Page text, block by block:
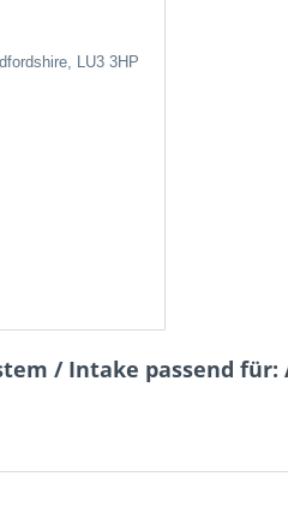
LU3 3HP
/ Intake passend für: